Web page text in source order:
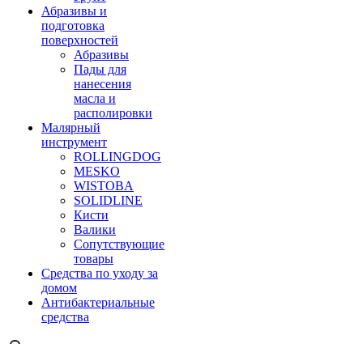
Абразивы и
подготовка
поверхностей
Абразивы
Пады для
нанесения
масла и
располировки
Малярный
инструмент
ROLLINGDOG
MESKO
WISTOBA
SOLIDLINE
Кисти
Валики
Сопутствующие
товары
Средства по уходу за
домом
Антибактериальные
средства